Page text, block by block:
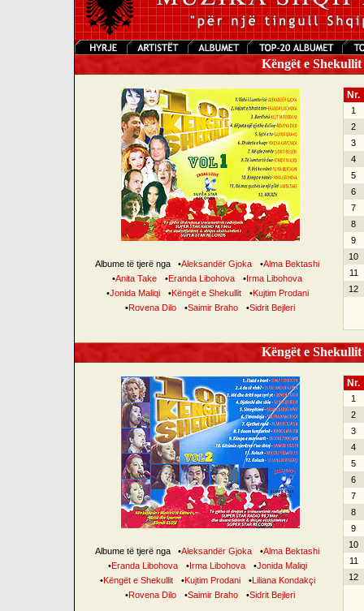
Këngët e
Albume të tjerë nga •Aleksandër Gjoka •Alma Bektashi
•Anita Take •Eranda Libohova •Irma Libohova
•Jonida Maliqi •Këngët e Shekullit •Kujtim Prodani
•Rovena Dilo •Saimir Braho •Sidrit Bejleri
Nr.
1
2
3
4
5
6
7
8
9
10
11
12
Këngët e
Albume të tjerë nga •Aleksandër Gjoka •Alma Bektashi
•Eranda Libohova •Irma Libohova •Jonida Maliqi
•Këngët e Shekullit •Kujtim Prodani •Liliana Kondakçi
•Rovena Dilo •Saimir Braho •Sidrit Bejleri
Nr.
1
2
3
4
5
6
7
8
9
10
11
12